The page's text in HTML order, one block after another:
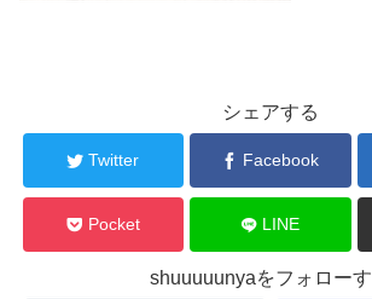
シェアする
Twitter Facebook
Pocket LINE
shuuuuunyaをフォロー